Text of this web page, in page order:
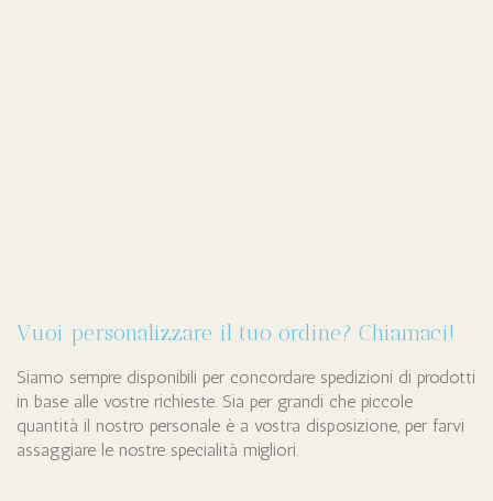
Vuoi personalizzare il tuo ordine? Chiamaci!
Siamo sempre disponibili per concordare spedizioni di prodotti
in base alle vostre richieste. Sia per grandi che piccole
quantità il nostro personale è a vostra disposizione, per farvi
assaggiare le nostre specialità migliori.